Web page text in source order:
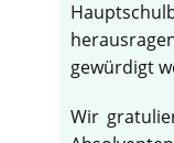
gewürdigt
Wir